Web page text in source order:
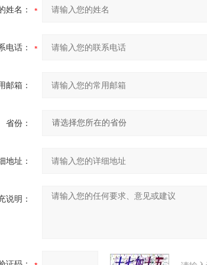
姓名：
电话：
邮箱：
省份：
地址：
说明：